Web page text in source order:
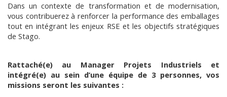
Dans un contexte de transformation et de modernisation,
vous contribuerez à renforcer la performance des emballages
tout en intégrant les enjeux RSE et les objectifs stratégiques
de Stago.
Rattaché(e) au Manager Projets Industriels et
intégré(e) au sein d’une équipe de 3 personnes, vos
missions seront les suivantes :